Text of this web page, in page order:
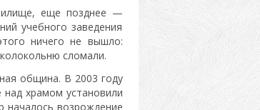
еще позднее —
учебного заведения
ничего не вышло:
сломали.
община. В 2003 году
храмом установили
началось возрождение